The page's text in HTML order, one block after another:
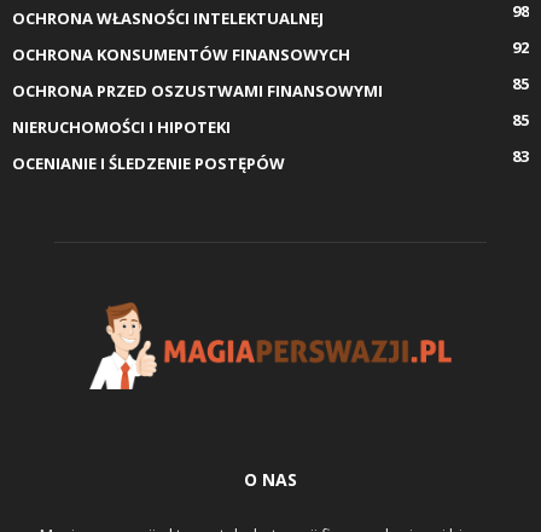
OCHRONA WŁASNOŚCI INTELEKTUALNEJ
98
OCHRONA KONSUMENTÓW FINANSOWYCH
92
OCHRONA PRZED OSZUSTWAMI FINANSOWYMI
85
NIERUCHOMOŚCI I HIPOTEKI
85
OCENIANIE I ŚLEDZENIE POSTĘPÓW
83
O NAS